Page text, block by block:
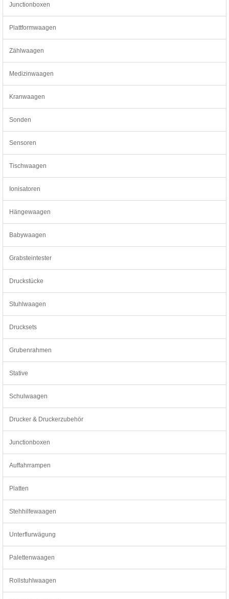
Junctionboxen
Plattformwaagen
Zählwaagen
Medizinwaagen
Kranwaagen
Sonden
Sensoren
Tischwaagen
Ionisatoren
Hängewaagen
Babywaagen
Grabsteintester
Druckstücke
Stuhlwaagen
Drucksets
Grubenrahmen
Stative
Schulwaagen
Drucker & Druckerzubehör
Junctionboxen
Auffahrrampen
Platten
Stehhilfewaagen
Unterflurwägung
Palettenwaagen
Rollstuhlwaagen